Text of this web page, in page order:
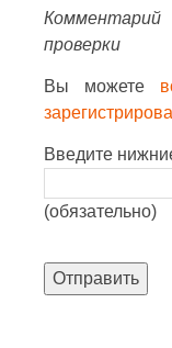
проверки
Вы можете
Введите
(обязательно)
Отправить